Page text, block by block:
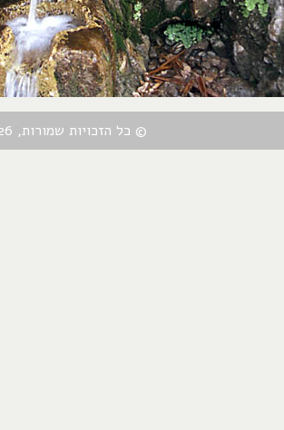
© כל הזכויות שמורות, 2004-2026, אורן שץ